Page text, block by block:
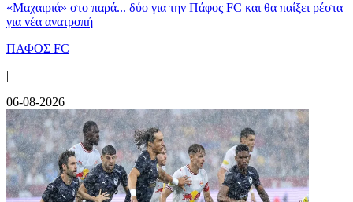
«Μαχαιριά» στο παρά... δύο για την Πάφος FC και θα παίξει ρέστα
για νέα ανατροπή
ΠΑΦΟΣ FC
|
06-08-2026